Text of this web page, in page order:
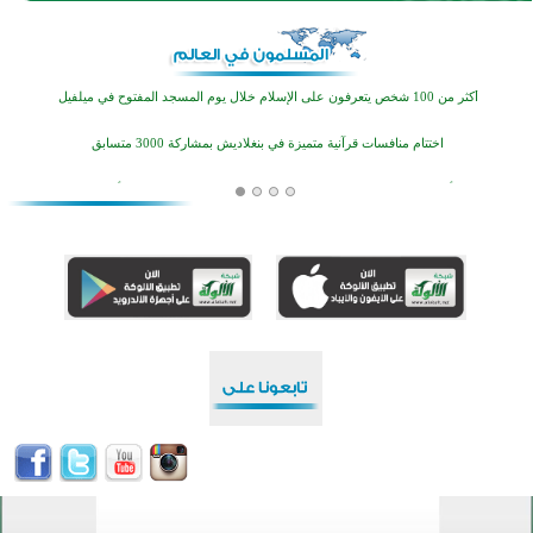
اختتام الدورة التاسعة لمسابقة حفظ وتلاوة القرآن الكريم في أزناكاييف
منطقة ريبوفسي تحتفل بميلاد مسجد جديد في أجواء إيمانية مميزة
أكبر مشروع إسلامي في ريف أستراليا يفتتح أبوابه بعد سنوات من العمل والعطاء
اختتام الدورة التاسعة لمسابقة حفظ وتلاوة القرآن الكريم في أزناكاييف